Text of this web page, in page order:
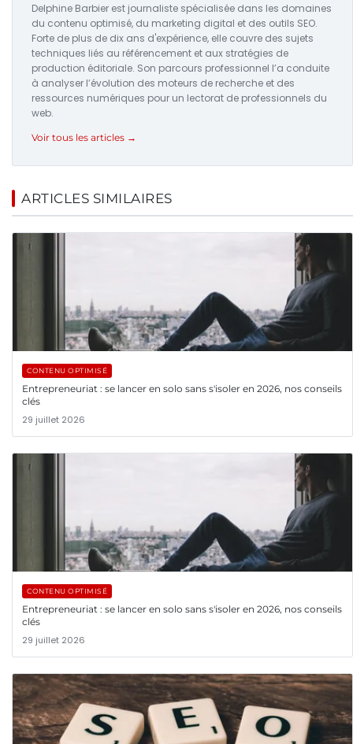
Delphine Barbier est journaliste spécialisée dans les domaines
du contenu optimisé, du marketing digital et des outils SEO.
Forte de plus de dix ans d'expérience, elle couvre des sujets
techniques liés au référencement et aux stratégies de
production éditoriale. Son parcours professionnel l’a conduite
à analyser l’évolution des moteurs de recherche et des
ressources numériques pour un lectorat de professionnels du
web.
Voir tous les articles →
ARTICLES SIMILAIRES
CONTENU OPTIMISÉ
Entrepreneuriat : se lancer en solo sans s'isoler en 2026, nos conseils
clés
29 juillet 2026
CONTENU OPTIMISÉ
Entrepreneuriat : se lancer en solo sans s'isoler en 2026, nos conseils
clés
29 juillet 2026